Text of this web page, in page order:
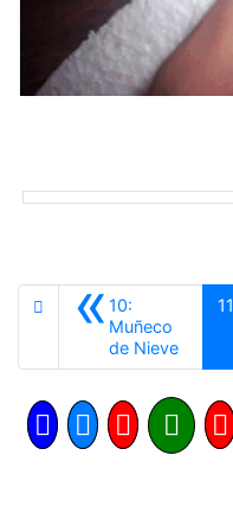
«10:
Muñeco
de NieveAnterior
11